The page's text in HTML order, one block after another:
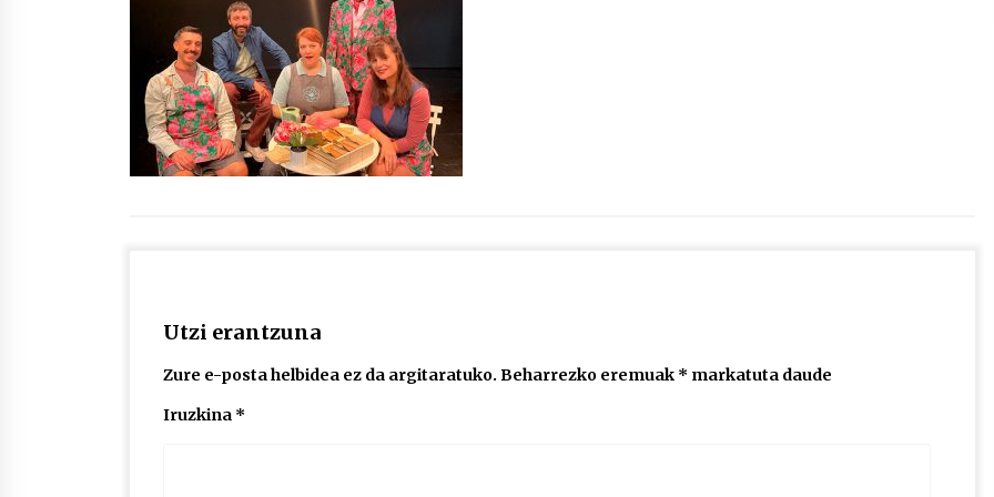
protagonista
2026/07/16
POTTO: San Pedro jaietako bertso-
saioa
2026/07/09
Utzi erantzuna
Zure e-posta helbidea ez da argitaratuko. Beharrezko eremuak * markatuta daude
Iruzkina *